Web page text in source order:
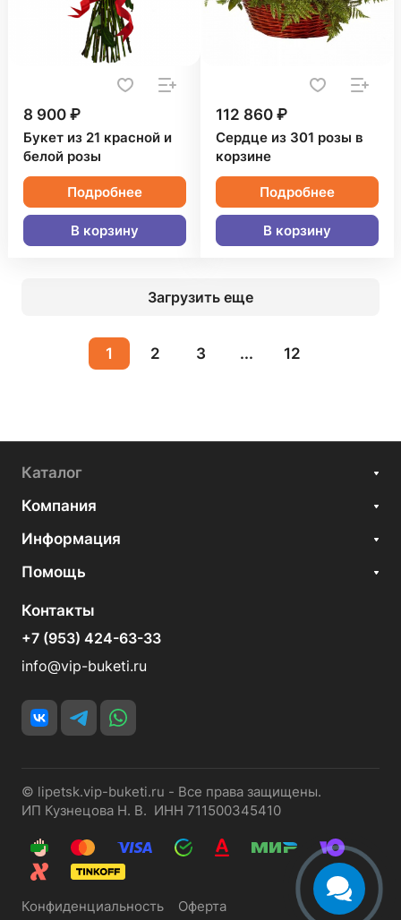
8 900 ₽
Букет из 21 красной и
белой розы
Подробнее
В корзину
112 860 ₽
Сердце из 301 розы в
корзине
Подробнее
В корзину
Загрузить еще
1 2 3 ... 12
Каталог
Компания
Информация
Помощь
Контакты
+7 (953) 424-63-33
info@vip-buketi.ru
© lipetsk.vip-buketi.ru - Все права защищены.
ИП Кузнецова Н. В. ИНН 711500345410
Конфиденциальность Оферта